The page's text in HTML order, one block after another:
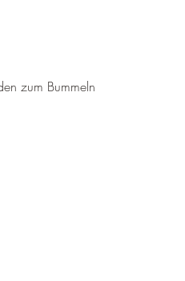
zum Bummeln